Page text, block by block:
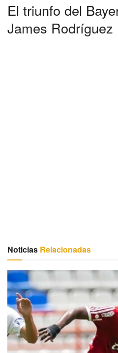
El triunfo del
James Rodríguez
Noticias Relacionadas